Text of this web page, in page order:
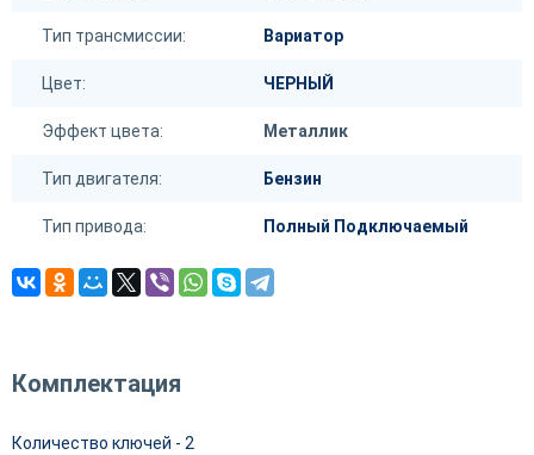
Тип трансмиссии: Вариатор
Цвет: ЧЕРНЫЙ
Эффект цвета: Металлик
Тип двигателя: Бензин
Тип привода: Полный Подключаемый
Комплектация
Количество ключей - 2